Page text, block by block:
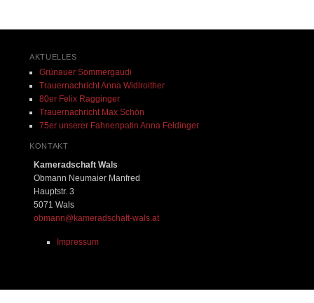
AKTUELLES
Grünauer Sommergaudi
Trauernachricht Anna Widlroither
80er Felix Ragginger
Trauernachricht Max Schön
75er unserer Fahnenpatin Anna Feldinger
KONTAKT
Kameradschaft Wals
Obmann Neumaier Manfred
Hauptstr. 3
5071 Wals
obmann@kameradschaft-wals.at
Impressum